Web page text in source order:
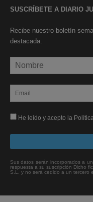
SUSCRÍBETE A DIARIO
Recibe nuestro boletín
destacada.
He leído y acepto la
Sus datos serán incorporados a
respuesta a su suscripción Dicho
S.L. y no será cedido a un tercero